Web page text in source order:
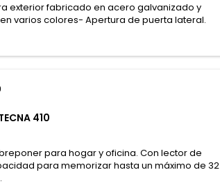
exterior fabricado en acero galvanizado y
varios colores- Apertura de puerta lateral.
410
para hogar y oficina. Con lector de
para memorizar hasta un máximo de 32